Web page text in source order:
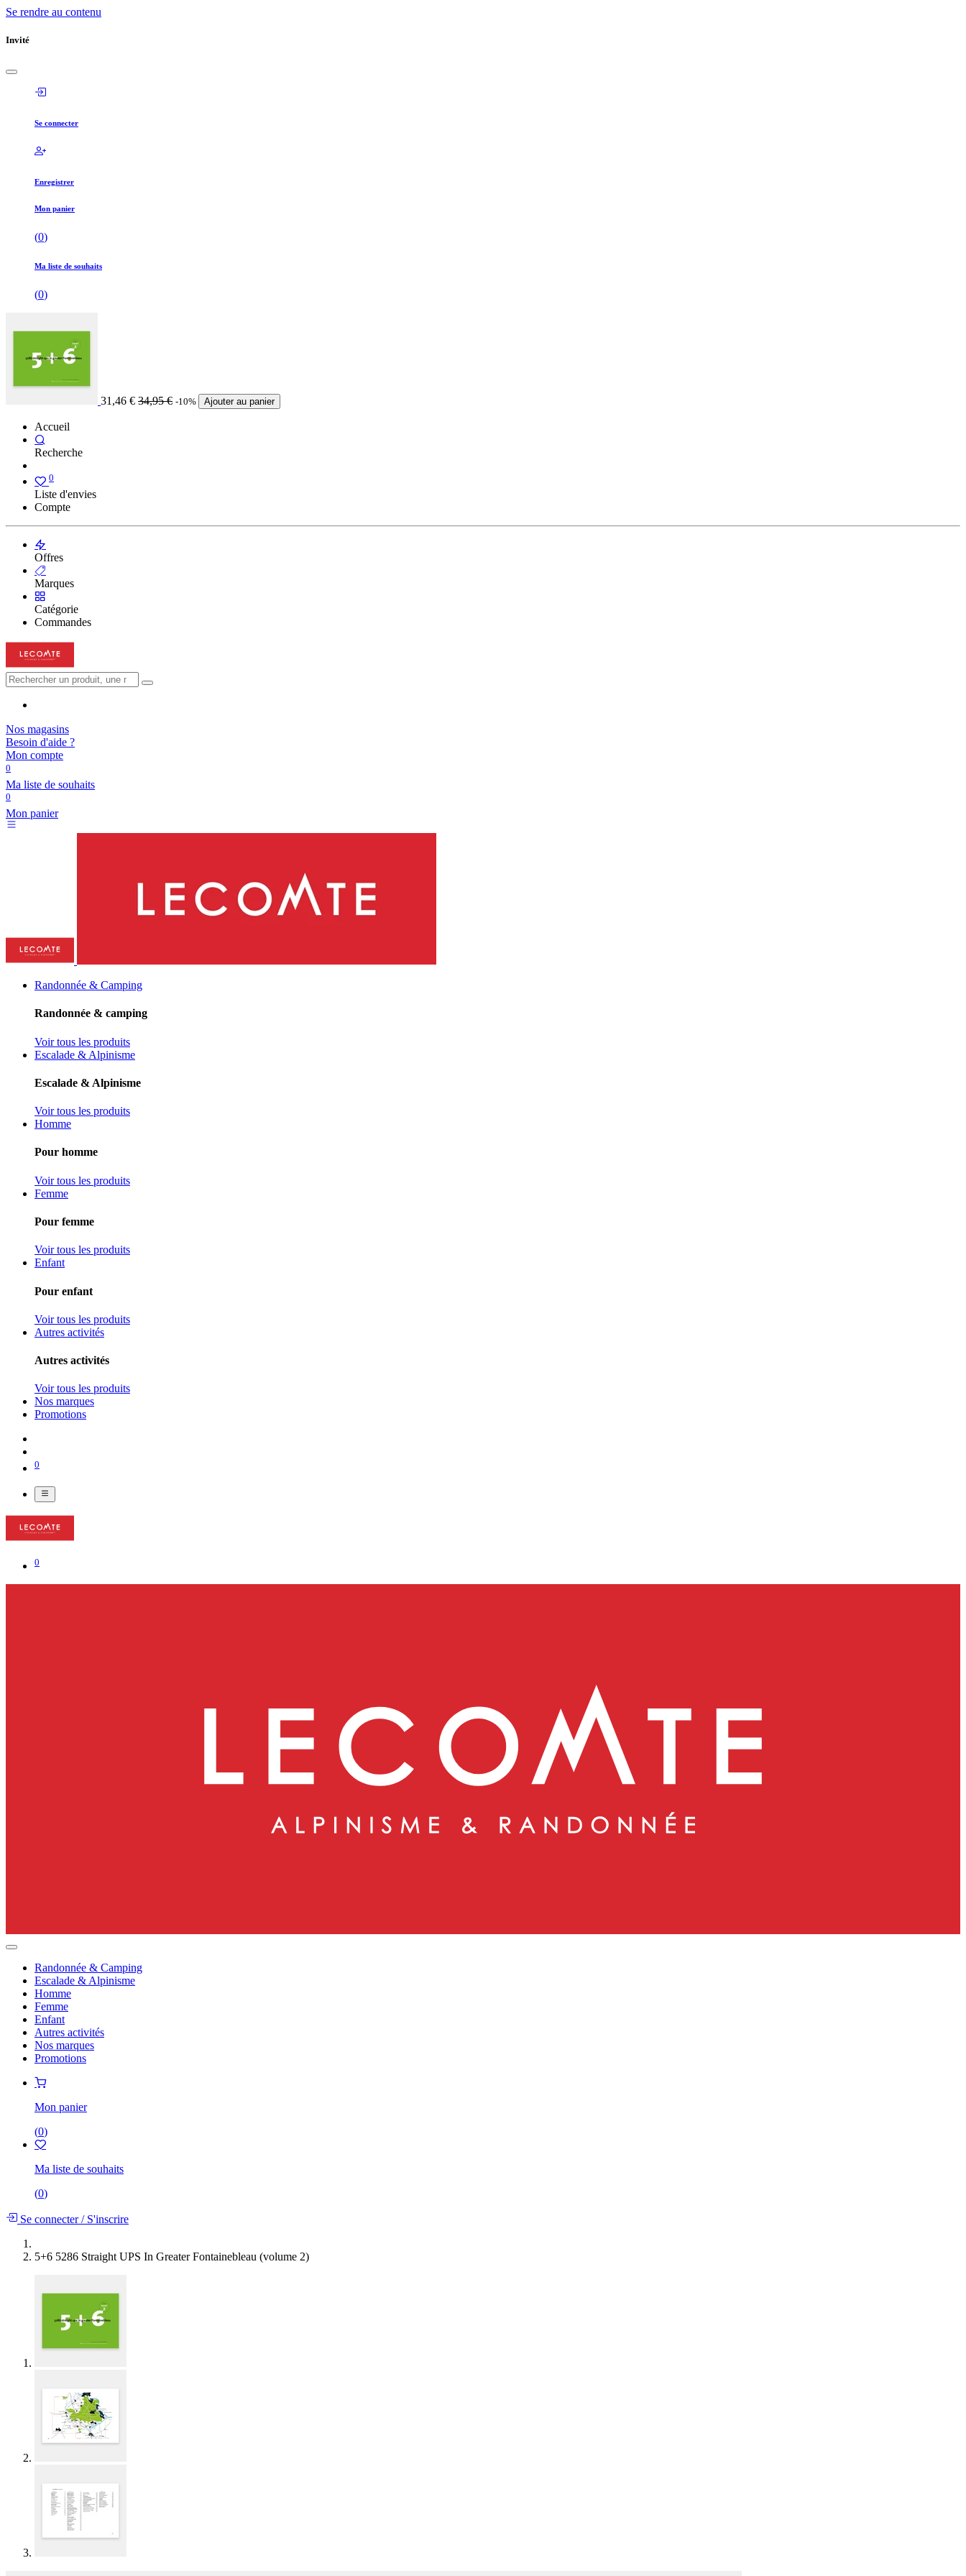
Se rendre au contenu
Invité
Se connecter
Enregistrer
Mon panier
(0)
Ma liste de souhaits
(0)
31,46 € 34,95€ -10% Ajouter au panier
Accueil
Recherche
0
Liste d'envies
Compte
Offres
Marques
Catégorie
Commandes
Nos magasins
Besoin d'aide ?
Mon compte
0
Ma liste de souhaits
0
Mon panier
Randonnée & Camping
Randonnée & camping
Voir tous les produits
Escalade & Alpinisme
Escalade & Alpinisme
Voir tous les produits
Homme
Pour homme
Voir tous les produits
Femme
Pour femme
Voir tous les produits
Enfant
Pour enfant
Voir tous les produits
Autres activités
Autres activités
Voir tous les produits
Nos marques
Promotions
0
0
Randonnée & Camping
Escalade & Alpinisme
Homme
Femme
Enfant
Autres activités
Nos marques
Promotions
Mon panier
(0)
Ma liste de souhaits
(0)
Se connecter/S'inscrire
5+6 5286 Straight UPS In Greater Fontainebleau (volume 2)